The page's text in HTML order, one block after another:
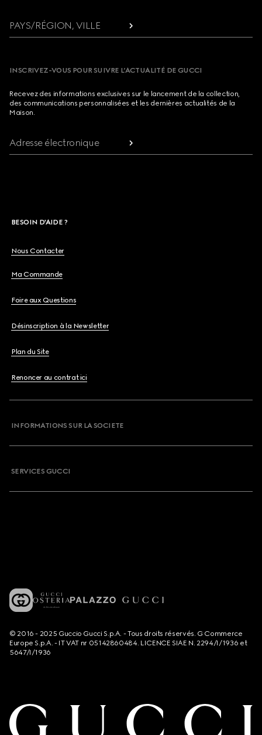
PAYS/RÉGION, VILLE
INSCRIVEZ-VOUS POUR SUIVRE L’ACTUALITÉ DE GUCCI
Recevez des informations exclusives sur le lancement de la collection,
des communications personnalisées et les dernières actualités de la
Maison.
Adresse électronique
BESOIN D'AIDE ?
Nous Contacter
Ma Commande
Foire aux Questions
Désinscription à la Newsletter
Plan du Site
Renoncer au contrat ici
INFORMATIONS SUR LA SOCIETE
SERVICES GUCCI
© 2016 - 2025 Guccio Gucci S.p.A. - Tous droits réservés. G Commerce
Europe S.p.A. - IT VAT nr 05142860484. LICENCE SIAE N. 2294/I/1936 et
5647/I/1936